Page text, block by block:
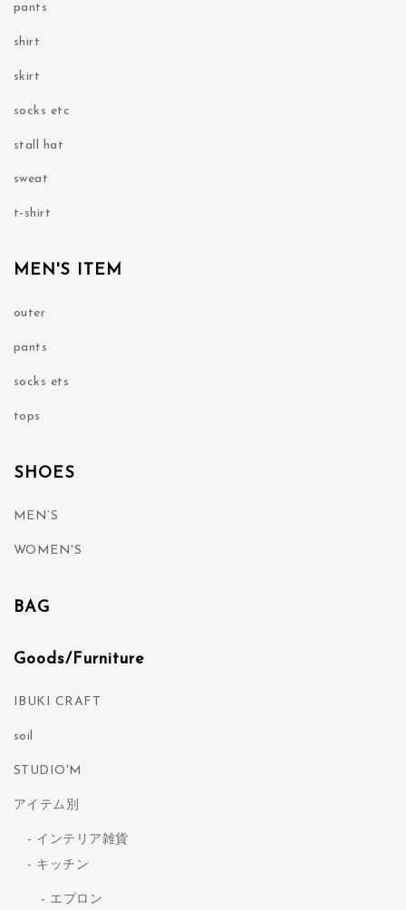
pants
shirt
skirt
socks etc
stall hat
sweat
t-shirt
MEN'S ITEM
outer
pants
socks ets
tops
SHOES
MEN’S
WOMEN'S
BAG
Goods/Furniture
IBUKI CRAFT
soil
STUDIO'M
アイテム別
インテリア雑貨
キッチン
エプロン